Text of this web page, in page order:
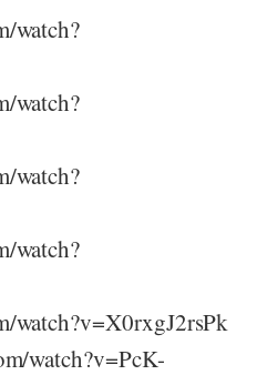
watch?
watch?
watch?
watch?
watch?v=X0rxgJ2rsPk
watch?v=PcK-